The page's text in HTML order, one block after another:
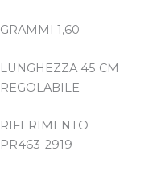
GRAMMI 1,60
LUNGHEZZA 45 CM
REGOLABILE
RIFERIMENTO
PR463-2919